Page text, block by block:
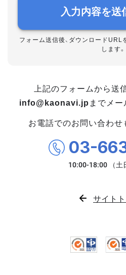
入力内容を送
フォーム送信後、ダウンロード
します。
上記のフォームから送
info@kaonavi.jp までメー
お電話でのお問い合わせ
03-
サイト